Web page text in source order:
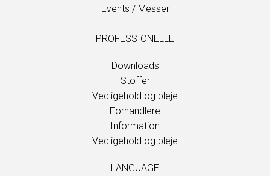
Events / Messer
PROFESSIONELLE
Downloads
Stoffer
Vedligehold og pleje
Forhandlere
Information
Vedligehold og pleje
LANGUAGE